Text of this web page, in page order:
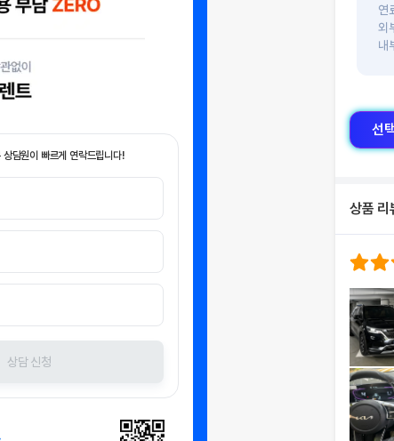
담원이 빠르게 연락드립니다!
상담 신청
연
외
내
선
상품 리